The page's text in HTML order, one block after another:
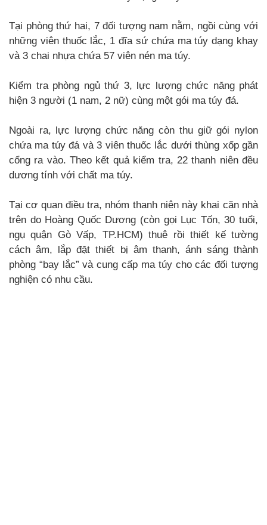
Tại phòng thứ hai, 7 đối tượng nam nằm, ngồi cùng với
những viên thuốc lắc, 1 đĩa sứ chứa ma túy dạng khay
và 3 chai nhựa chứa 57 viên nén ma túy.
Kiểm tra phòng ngủ thứ 3, lực lượng chức năng phát
hiện 3 người (1 nam, 2 nữ) cùng một gói ma túy đá.
Ngoài ra, lực lượng chức năng còn thu giữ gói nylon
chứa ma túy đá và 3 viên thuốc lắc dưới thùng xốp gần
cổng ra vào. Theo kết quả kiểm tra, 22 thanh niên đều
dương tính với chất ma túy.
Tại cơ quan điều tra, nhóm thanh niên này khai căn nhà
trên do Hoàng Quốc Dương (còn gọi Lục Tốn, 30 tuổi,
ngụ quận Gò Vấp, TP.HCM) thuê rồi thiết kế tường
cách âm, lắp đặt thiết bị âm thanh, ánh sáng thành
phòng “bay lắc” và cung cấp ma túy cho các đối tượng
nghiện có nhu cầu.